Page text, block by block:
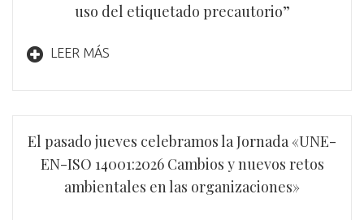
uso del etiquetado precautorio”
LEER MÁS
El pasado jueves celebramos la Jornada «UNE-
EN-ISO 14001:2026 Cambios y nuevos retos
ambientales en las organizaciones​»